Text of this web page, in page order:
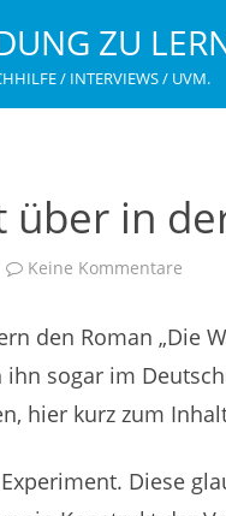
ZU
/ INTERVIEWS / UVM.
über in
Keine Kommentare
über
in
der
den Roman „Die
sogar im
hier kurz zum
Diese